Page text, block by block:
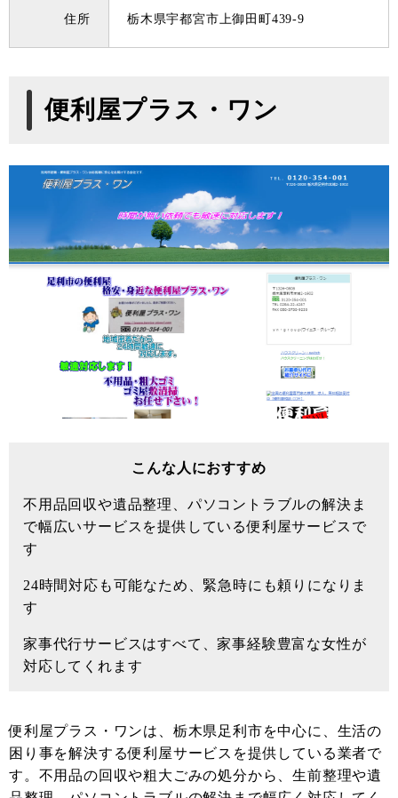
住所 栃木県宇都宮市上御田町439-9
便利屋プラス・ワン
こんな人におすすめ
不用品回収や遺品整理、パソコントラブルの解決ま
で幅広いサービスを提供している便利屋サービスで
す
24時間対応も可能なため、緊急時にも頼りになりま
す
家事代行サービスはすべて、家事経験豊富な女性が
対応してくれます
便利屋プラス・ワンは、栃木県足利市を中心に、生活の
困り事を解決する便利屋サービスを提供している業者で
す。不用品の回収や粗大ごみの処分から、生前整理や遺